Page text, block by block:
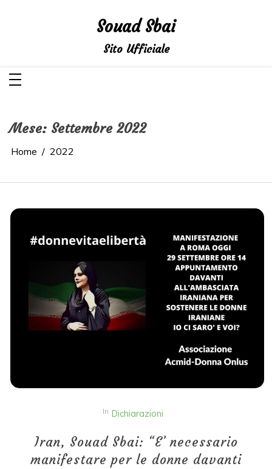
Souad Sbai
Sito Ufficiale
Mese: Settembre 2022
Home 2022
In Dichiarazioni
Iran, Souad Sbai: “E’ necessario
manifestare per le donne davanti